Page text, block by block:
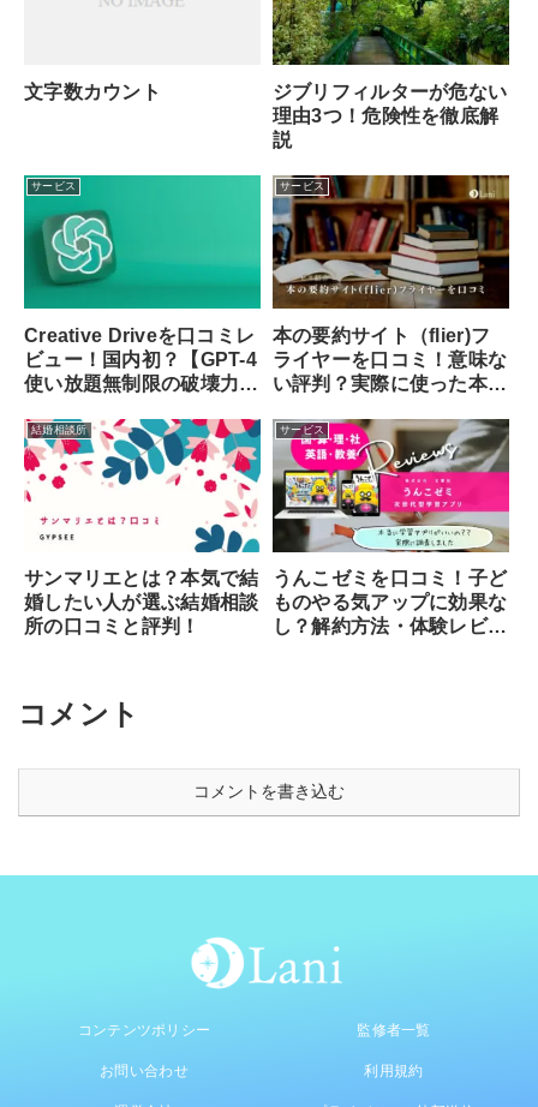
文字数カウント
ジブリフィルターが危ない
理由3つ！危険性を徹底解
説
サービス
Creative Driveを口コミレ
ビュー！国内初？【GPT-4
使い放題無制限の破壊力が
サービス
本の要約サイト（flier)フ
ライヤーを口コミ！意味な
い評判？実際に使った本音
結婚相談所
サンマリエとは？本気で結
婚したい人が選ぶ結婚相談
所の口コミと評判！
サービス
うんこゼミを口コミ！子ど
ものやる気アップに効果な
し？解約方法・体験レビュ
コメント
コメントを書き込む
コンテンツポリシー 監修者一覧
お問い合わせ 利用規約